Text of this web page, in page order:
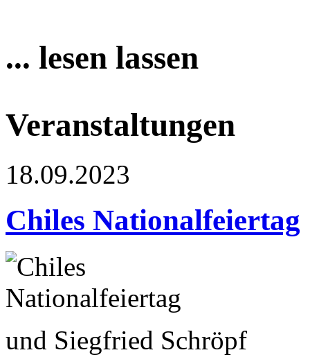
... lesen lassen
Veranstaltungen
18.09.2023
Chiles Nationalfeiertag
und Siegfried Schröpf